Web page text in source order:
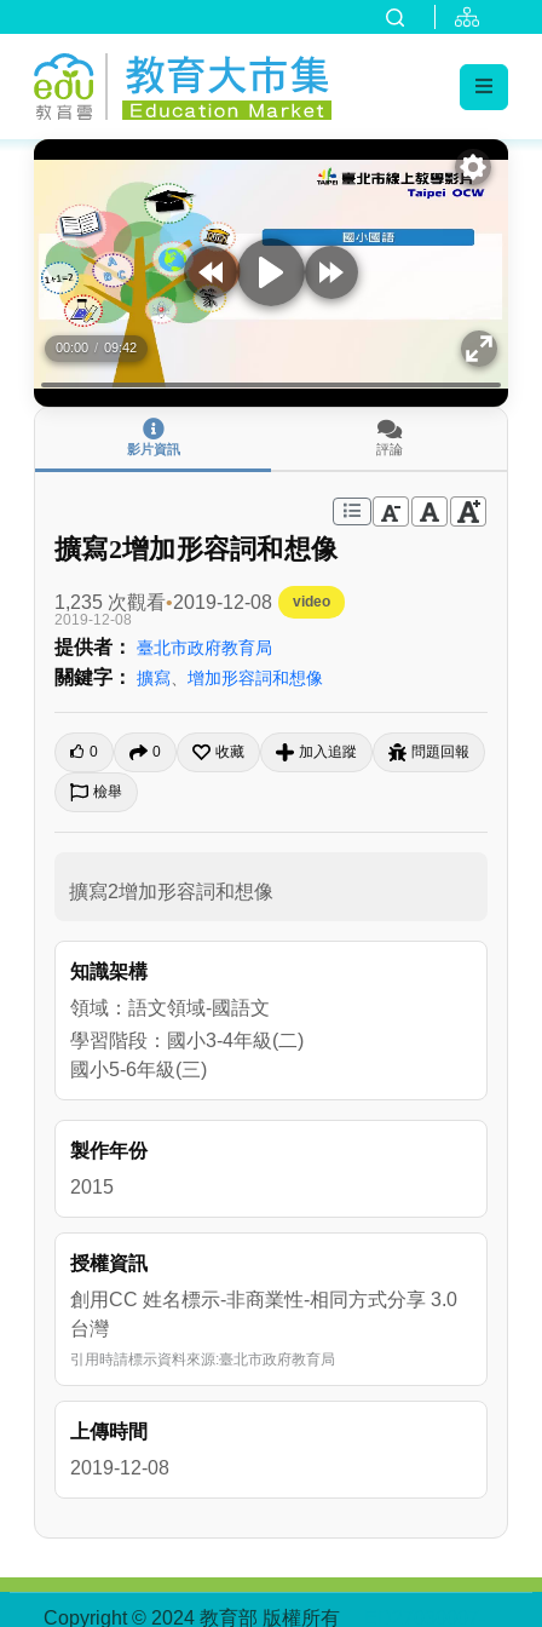
:::
00:00 / 09:42
影片資訊 評論
擴寫2增加形容詞和想像
1,235 次觀看 2019-12-08
video
2019-12-08
提供者： 臺北市政府教育局
關鍵字： 擴寫 增加形容詞和想像
0 0 收藏 加入追蹤 問題回報
檢舉
擴寫2增加形容詞和想像
知識架構
領域：語文領域-國語文
學習階段：國小3-4年級(二)
國小5-6年級(三)
製作年份
2015
授權資訊
創用CC 姓名標示-非商業性-相同方式分享 3.0
台灣
引用時請標示資料來源:臺北市政府教育局
上傳時間
2019-12-08
Copyright © 2024 教育部 版權所有